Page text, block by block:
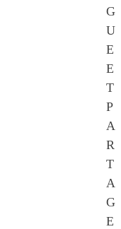
G
U
E
E
T
P
A
R
T
A
G
E